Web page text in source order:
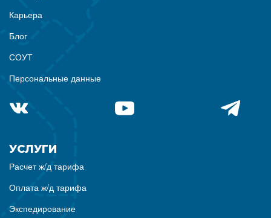
Карьера
Блог
СОУТ
Персональные данные
УСЛУГИ
Расчет ж/д тарифа
Оплата ж/д тарифа
Экспедирование